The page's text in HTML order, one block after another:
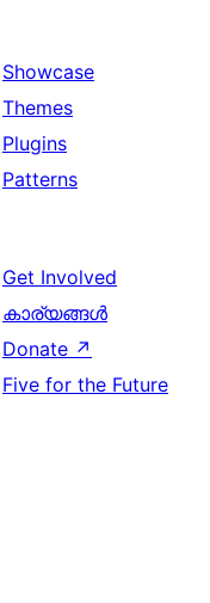
Showcase
Themes
Plugins
Patterns
Get Involved
കാര്യങ്ങള്‍
Donate ↗
Five for the Future